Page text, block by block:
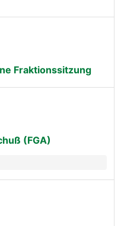
Fraktionssitzung
(FGA)